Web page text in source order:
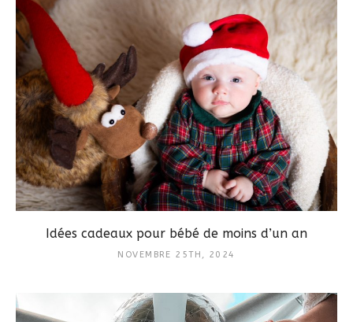
Idées cadeaux pour bébé de moins d’un an
NOVEMBRE 25TH, 2024